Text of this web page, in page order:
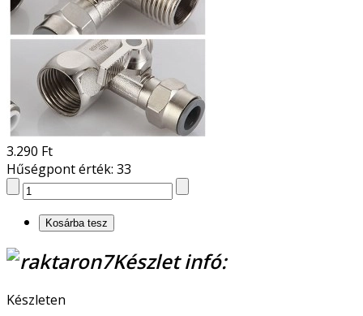
3.290 Ft
Hűségpont érték: 33
Készlet infó:
Készleten